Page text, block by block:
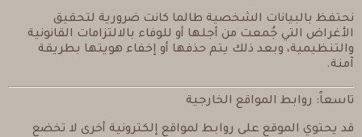
نحتفظ بالبيانات الشخصية طالما كانت ضرورية لتحقيق
الأغراض التي جُمعت من أجلها أو للوفاء بالالتزامات القانونية
والتنظيمية، وبعد ذلك يتم حذفها أو إخفاء هويتها بطريقة
آمنة.
تاسعاً: روابط المواقع الخارجية
قد يحتوي الموقع على روابط لمواقع إلكترونية أخرى لا تخضع